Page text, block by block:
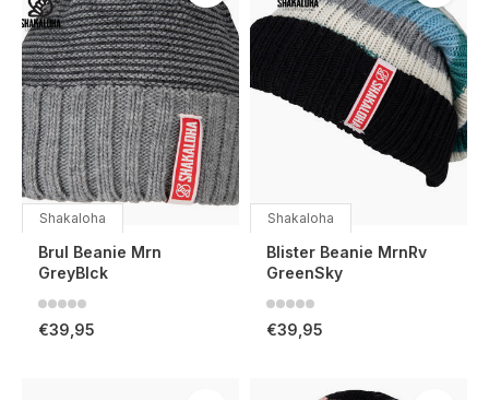
Shakaloha
Brul Beanie Mrn
GreyBlck
€39,95
Shakaloha
Blister Beanie MrnRv
GreenSky
€39,95